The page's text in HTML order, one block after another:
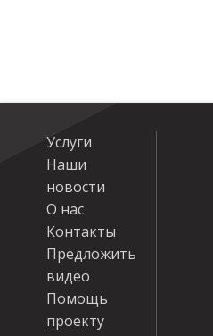
Услуги
Наши
новости
О нас
Контакты
Предложить
видео
Помощь
проекту